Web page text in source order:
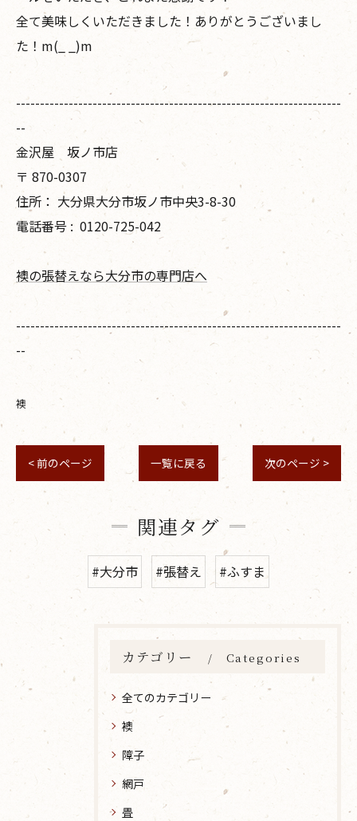
全て美味しくいただきました！ありがとうございまし
た！m(_ _)m
--------------------------------------------------------------------
--
金沢屋 坂ノ市店
〒 870-0307
住所： 大分県大分市坂ノ市中央3-8-30
電話番号 : 0120-725-042
襖の張替えなら大分市の専門店へ
--------------------------------------------------------------------
--
襖
< 前のページ 一覧に戻る 次のページ >
関連タグ
#大分市 #張替え #ふすま
カテゴリー Categories
全てのカテゴリー
襖
障子
網戸
畳